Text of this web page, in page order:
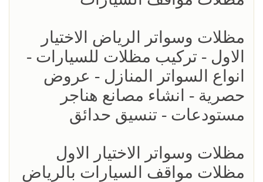
مظلات وسواتر الرياض الاختيار
الاول - تركيب مظلات للسيارات -
انواع السواتر المنازل - عروض
حصرية - انشاء مصانع هناجر
مستودعات - تنسيق حدائق
مظلات وسواتر الاختيار الاول
مظلات مواقف السيارات بالرياض